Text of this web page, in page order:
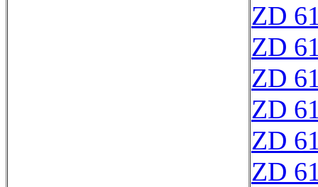
ZD
ZD
ZD
ZD
ZD
ZD